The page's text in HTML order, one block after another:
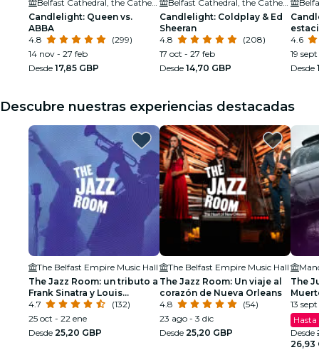
Candlelight: Queen vs.
ABBA
4.8
(299)
14 nov - 27 feb
Desde 17,85 GBP
Candlelight: Coldplay & Ed
Sheeran
4.8
(208)
17 oct - 27 feb
Desde 14,70 GBP
4.6
19
Desde
Descubre nuestras experiencias destacadas
The Belfast Empire Music Hall
The Jazz Room: un tributo a
Frank Sinatra y Louis
Armstrong
4.7
(132)
25 oct - 22 ene
Desde 25,20 GBP
The Belfast Empire Music Hall
The Jazz Room: Un viaje al
corazón de Nueva Orleans
4.8
(54)
23 ago - 3 dic
Desde 25,20 GBP
The
13
Hasta
Desde
26,93